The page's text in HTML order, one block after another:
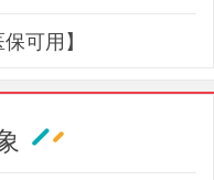
可用】